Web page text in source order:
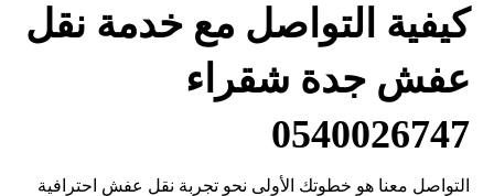
كيفية التواصل مع خدمة نقل
عفش جدة شقراء
0540026747
التواصل معنا هو خطوتك الأولى نحو تجربة نقل عفش احترافية